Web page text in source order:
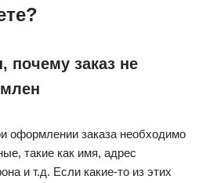
почему заказ не
оформлении заказа необходимо
такие как имя, адрес
и т.д. Если какие-то из этих